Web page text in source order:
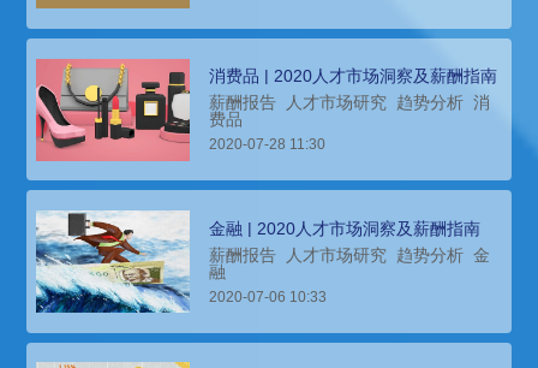
消费品 | 2020人才市场洞察及薪酬指南
薪酬报告
人才市场研究 趋势分析 消
费品
2020-07-28 11:30
金融 | 2020人才市场洞察及薪酬指南
薪酬报告
人才市场研究 趋势分析 金
融
2020-07-06 10:33